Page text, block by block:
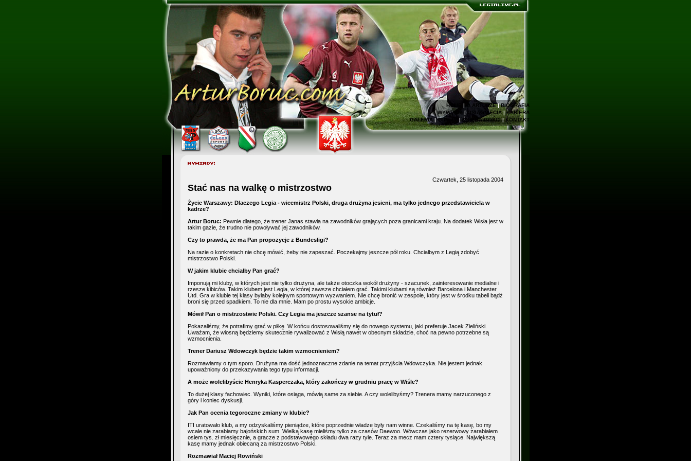
HOME | O ARTURZE|BIOGRAFIA
WYWIADY
| OSIĄGNIĘCIA|KARIERA
GALERIA |TAPETY | KSIĘGA GOŚCI| KONTAKT
Czwartek, 25 listopada 2004
Stać nas na walkę o mistrzostwo
Życie Warszawy: Dlaczego Legia - wicemistrz Polski, druga drużyna jesieni, ma tylko jednego przedstawiciela w
kadrze?
Artur Boruc: Pewnie dlatego, że trener Janas stawia na zawodników grających poza granicami kraju. Na dodatek Wisła jest w
takim gazie, że trudno nie powoływać jej zawodników.
Czy to prawda, że ma Pan propozycje z Bundesligi?
Na razie o konkretach nie chcę mówić, żeby nie zapeszać. Poczekajmy jeszcze pół roku. Chciałbym z Legią zdobyć
mistrzostwo Polski.
W jakim klubie chciałby Pan grać?
Imponują mi kluby, w których jest nie tylko drużyna, ale także otoczka wokół drużyny - szacunek, zainteresowanie medialne i
rzesze kibiców. Takim klubem jest Legia, w której zawsze chciałem grać. Takimi klubami są również Barcelona i Manchester
Utd. Gra w klubie tej klasy byłaby kolejnym sportowym wyzwaniem. Nie chcę bronić w zespole, który jest w środku tabeli bądź
broni się przed spadkiem. To nie dla mnie. Mam po prostu wysokie ambicje.
Mówił Pan o mistrzostwie Polski. Czy Legia ma jeszcze szanse na tytuł?
Pokazaliśmy, że potrafimy grać w piłkę. W końcu dostosowaliśmy się do nowego systemu, jaki preferuje Jacek Zieliński.
Uważam, że wiosną będziemy skutecznie rywalizować z Wisłą nawet w obecnym składzie, choć na pewno potrzebne są
wzmocnienia.
Trener Dariusz Wdowczyk będzie takim wzmocnieniem?
Rozmawiamy o tym sporo. Drużyna ma dość jednoznaczne zdanie na temat przyjścia Wdowczyka. Nie jestem jednak
upoważniony do przekazywania tego typu informacji.
A może wolelibyście Henryka Kasperczaka, który zakończy w grudniu pracę w Wiśle?
To dużej klasy fachowiec. Wyniki, które osiąga, mówią same za siebie. A czy wolelibyśmy? Trenera mamy narzuconego z
góry i koniec dyskusji.
Jak Pan ocenia tegoroczne zmiany w klubie?
ITI uratowało klub, a my odzyskaliśmy pieniądze, które poprzednie władze były nam winne. Czekaliśmy na tę kasę, bo my
wcale nie zarabiamy bajońskich sum. Wielką kasę mieliśmy tylko za czasów Daewoo. Wówczas jako rezerwowy zarabiałem
osiem tys. zł miesięcznie, a gracze z podstawowego składu dwa razy tyle. Teraz za mecz mam cztery tysiące. Największą
kasę mamy jednak obiecaną za mistrzostwo Polski.
Rozmawiał Maciej Rowiński